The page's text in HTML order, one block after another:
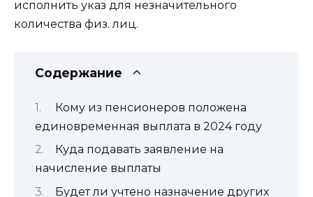
исполнить указ для незначительного
количества физ. лиц.
Содержание
Кому из пенсионеров положена
единовременная выплата в 2024 году
Куда подавать заявление на
начисление выплаты
Будет ли учтено назначение других